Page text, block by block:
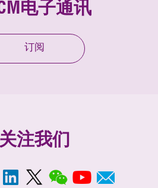
电子通讯
订阅
注我们